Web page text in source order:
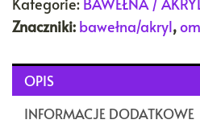
Znaczniki: bawełna/akryl,
OPIS
INFORMACJE DODATKOWE